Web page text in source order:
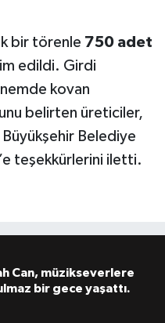
bir törenle 750 adet
edildi. Girdi
kovan
belirten üreticiler,
Belediye
teşekkürlerini iletti.
Can, müzikseverlere
bir gece yaşattı.